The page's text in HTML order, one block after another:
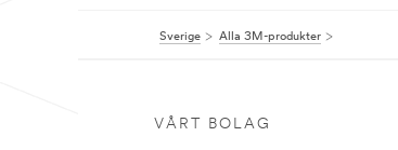
Sverige Alla 3M-produkter
VÅRT BOLAG